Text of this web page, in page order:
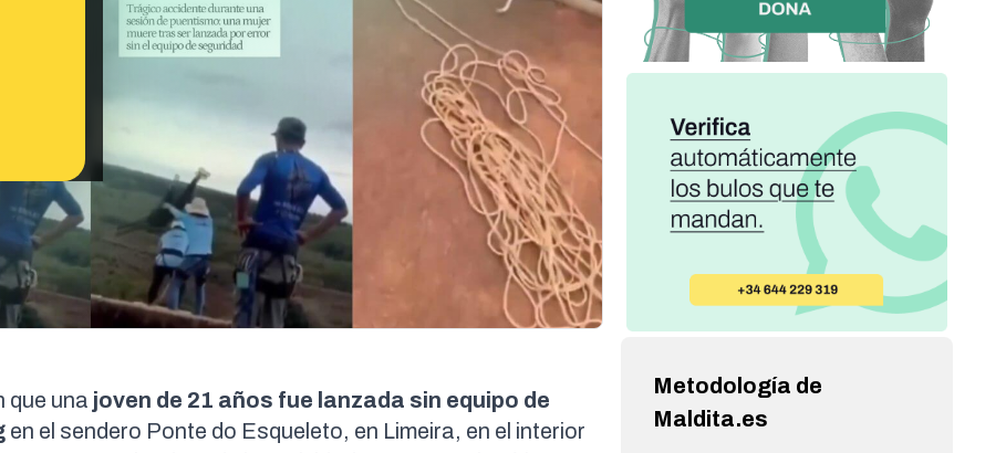
que una joven de 21 años fue lanzada sin equipo de
en el sendero Ponte do Esqueleto, en Limeira, en el interior
Metodología de
Maldita.es